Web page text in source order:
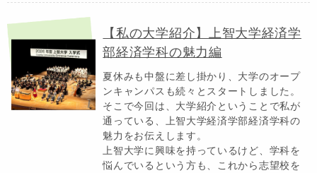
【私の大学紹介】上智大学経済学
部経済学科の魅力編
夏休みも中盤に差し掛かり、大学のオープ
ンキャンパスも続々とスタートしました。
そこで今回は、大学紹介ということで私が
通っている、上智大学経済学部経済学科の
魅力をお伝えします。
上智大学に興味を持っているけど、学科を
悩んでいるという方も、これから志望校を